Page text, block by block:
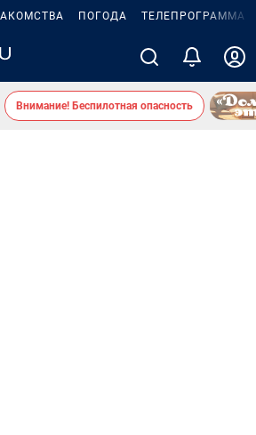
ПОГОДА ТЕЛЕПРОГРАММА
Внимание! Беспилотная опасность